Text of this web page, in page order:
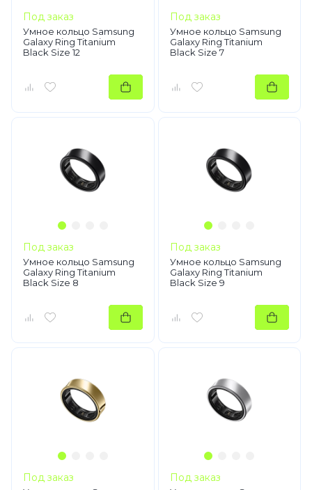
Под заказ
Умное кольцо Samsung
Galaxy Ring Titanium
Black Size 12
Под заказ
Умное кольцо Samsung
Galaxy Ring Titanium
Black Size 7
Под заказ
Умное кольцо Samsung
Galaxy Ring Titanium
Black Size 8
Под заказ
Умное кольцо Samsung
Galaxy Ring Titanium
Black Size 9
Под заказ Под заказ